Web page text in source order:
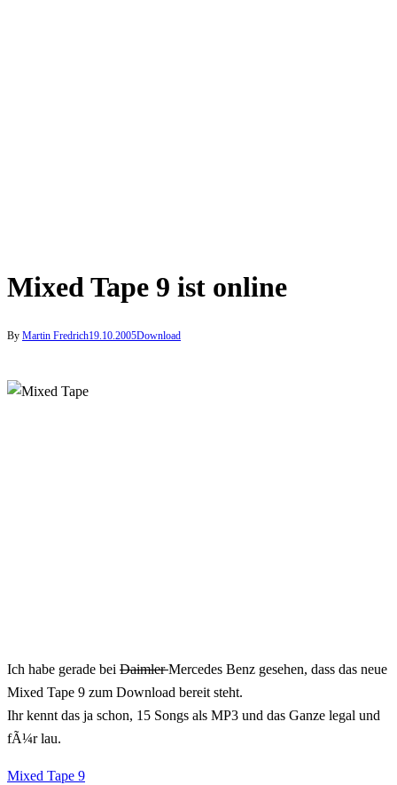
Mixed Tape 9 ist online
By Martin Fredrich19.10.2005Download
Ich habe gerade bei DaimlerMercedes Benz gesehen, dass das neue
Mixed Tape 9 zum Download bereit steht.
Ihr kennt das ja schon, 15 Songs als MP3 und das Ganze legal und
fÃ¼r lau.
Mixed Tape 9